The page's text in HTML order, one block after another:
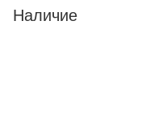
Наличие